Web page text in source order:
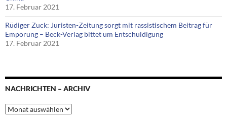
17. Februar 2021
Rüdiger Zuck: Juristen-Zeitung sorgt mit rassistischem Beitrag für
Empörung – Beck-Verlag bittet um Entschuldigung
17. Februar 2021
NACHRICHTEN – ARCHIV
Nachrichten
–